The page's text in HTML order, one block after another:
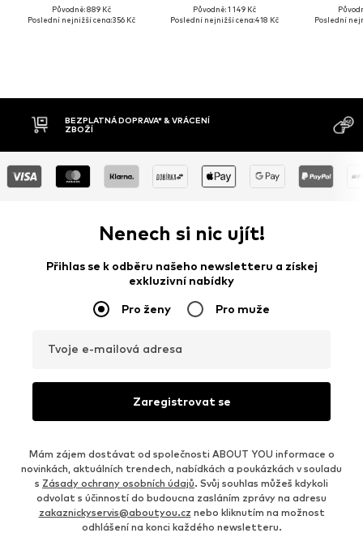
Původně: 889 Kč
Poslední nejnižší cena:356 Kč
Původně: 1 149 Kč
Poslední nejnižší cena:418 Kč
Poslední
DOBÍRKA
Nenech si nic ujít!
Přihlas se k odběru našeho newsletteru a získej
exkluzivní nabídky
Pro ženy Pro muže
Tvoje e-mailová adresa
Zaregistrovat se
Mám zájem dostávat od společnosti ABOUT YOU informace o
novinkách, aktuálních trendech, nabídkách a poukázkách v souladu
s Zásady ochrany osobních údajů. Svůj souhlas můžeš kdykoli
odvolat s účinností do budoucna zasláním zprávy na adresu
zakaznickyservis@aboutyou.cz nebo kliknutím na možnost
odhlášení na konci každého newsletteru.